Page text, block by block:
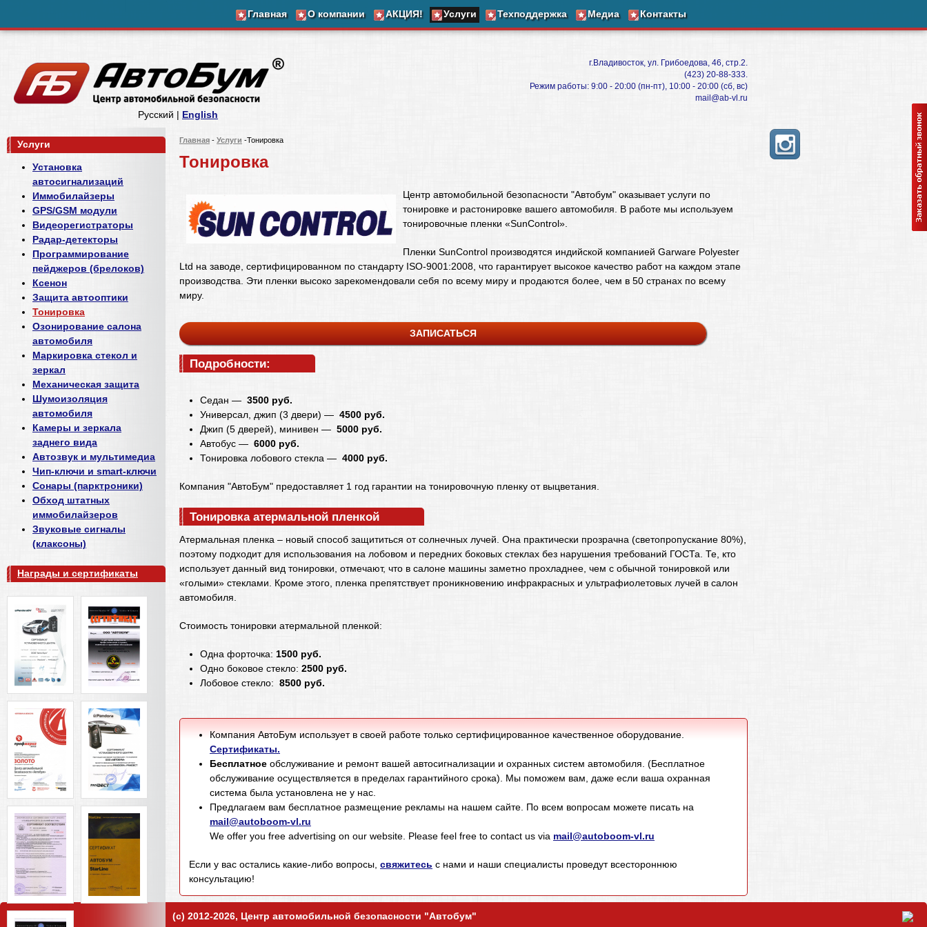
Главная О компании АКЦИЯ! Услуги Техподдержка Медиа Контакты
г.Владивосток, ул. Грибоедова, 46, стр.2.
(423) 20-88-333.
Режим работы: 9:00 - 20:00 (пн-пт), 10:00 - 20:00 (сб, вс)
mail@ab-vl.ru
Русский | English
Главная - Услуги -Тонировка
Тонировка
Центр автомобильной безопасности "Автобум" оказывает услуги по
тонировке и растонировке вашего автомобиля. В работе мы используем
тонировочные пленки «SunControl».
Пленки SunControl производятся индийской компанией Garware Polyester
Ltd на заводе, сертифицированном по стандарту ISO-9001:2008, что гарантирует высокое качество работ на каждом этапе
производства. Эти пленки высоко зарекомендовали себя по всему миру и продаются более, чем в 50 странах по всему
миру.
ЗАПИСАТЬСЯ
Подробности:
Седан — 3500 руб.
Универсал, джип (3 двери) — 4500 руб.
Джип (5 дверей), минивен — 5000 руб.
Автобус — 6000 руб.
Тонировка лобового стекла — 4000 руб.
Компания "АвтоБум" предоставляет 1 год гарантии на тонировочную пленку от выцветания.
Тонировка атермальной пленкой
Атермальная пленка – новый способ защититься от солнечных лучей. Она практически прозрачна (светопропускание 80%),
поэтому подходит для использования на лобовом и передних боковых стеклах без нарушения требований ГОСТа. Те, кто
использует данный вид тонировки, отмечают, что в салоне машины заметно прохладнее, чем с обычной тонировкой или
«голыми» стеклами. Кроме этого, пленка препятствует проникновению инфракрасных и ультрафиолетовых лучей в салон
автомобиля.
Стоимость тонировки атермальной пленкой:
Одна форточка: 1500 руб.
Одно боковое стекло: 2500 руб.
Лобовое стекло: 8500 руб.
Компания АвтоБум использует в своей работе только сертифицированное качественное оборудование.
Сертификаты.
Бесплатное обслуживание и ремонт вашей автосигнализации и охранных систем автомобиля. (Бесплатное
обслуживание осуществляется в пределах гарантийного срока). Мы поможем вам, даже если ваша охранная
система была установлена не у нас.
Предлагаем вам бесплатное размещение рекламы на нашем сайте. По всем вопросам можете писать на
mail@autoboom-vl.ru
We offer you free advertising on our website. Please feel free to contact us via mail@autoboom-vl.ru
Если у вас остались какие-либо вопросы, свяжитесь с нами и наши специалисты проведут всестороннюю
консультацию!
Услуги
Установка
автосигнализаций
Иммобилайзеры
GPS/GSM модули
Видеорегистраторы
Радар-детекторы
Программирование
пейджеров (брелоков)
Ксенон
Защита автооптики
Тонировка
Озонирование салона
автомобиля
Маркировка стекол и
зеркал
Механическая защита
Шумоизоляция
автомобиля
Камеры и зеркала
заднего вида
Автозвук и мультимедиа
Чип-ключи и smart-ключи
Сонары (парктроники)
Обход штатных
иммобилайзеров
Звуковые сигналы
(клаксоны)
Награды и сертификаты
(c) 2012-2026, Центр автомобильной безопасности "Автобум"